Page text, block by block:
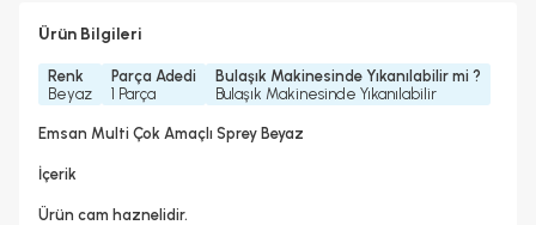
Ürün Bilgileri
Renk
Beyaz
Parça Adedi
1 Parça
Bulaşık Makinesinde Yıkanılabilir mi ?
Bulaşık Makinesinde Yıkanılabilir
Emsan Multi Çok Amaçlı Sprey Beyaz
İçerik
Ürün cam haznelidir.